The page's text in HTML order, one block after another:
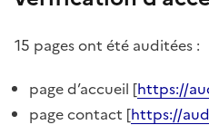
15 pages ont été auditées :
page d’accueil [https://
page contact [https://